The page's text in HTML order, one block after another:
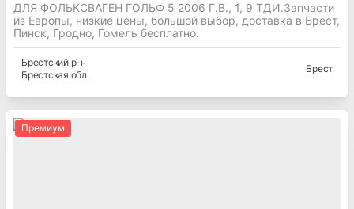
ДЛЯ ФОЛЬКСВАГЕН ГОЛЬФ 5 2006 Г.В., 1, 9 ТДИ.Запчасти
из Европы, низкие цены, большой выбор, доставка в Брест,
Пинск, Гродно, Гомель бесплатно.
Брестскийр-н
Брестская обл.
Брест
Премиум